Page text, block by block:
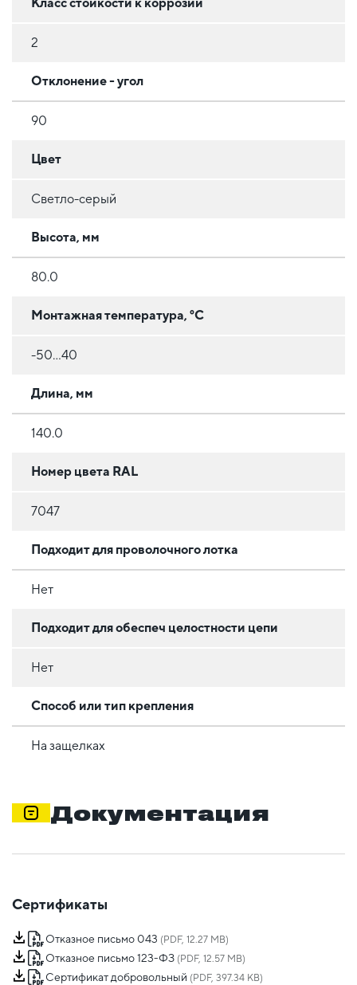
2
Отклонение - угол
90
Цвет
Светло-серый
Высота, мм
80.0
Монтажная температура, °C
-50...40
Длина, мм
140.0
Номер цвета RAL
7047
Подходит для проволочного лотка
Нет
Подходит для обеспеч целостности цепи
Нет
Способ или тип крепления
На защелках
Документация
Сертификаты
Отказное письмо 043 (PDF, 12.27 MB)
Отказное письмо 123-ФЗ (PDF, 12.57 MB)
Сертификат добровольный (PDF, 397.34 KB)